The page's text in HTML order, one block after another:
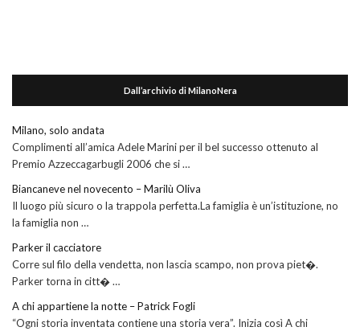
Dall’archivio di MilanoNera
Milano, solo andata
Complimenti all’amica Adele Marini per il bel successo ottenuto al
Premio Azzeccagarbugli 2006 che si …
Biancaneve nel novecento – Marilù Oliva
Il luogo più sicuro o la trappola perfetta.La famiglia è un’istituzione, no
la famiglia non …
Parker il cacciatore
Corre sul filo della vendetta, non lascia scampo, non prova piet�.
Parker torna in citt� …
A chi appartiene la notte – Patrick Fogli
“Ogni storia inventata contiene una storia vera”. Inizia così A chi